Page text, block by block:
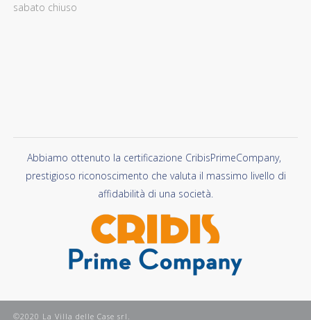
sabato chiuso
Abbiamo ottenuto la certificazione CribisPrimeCompany,
prestigioso riconoscimento che valuta il massimo livello di
affidabilità di una società.
©2020 La Villa delle Case srl.